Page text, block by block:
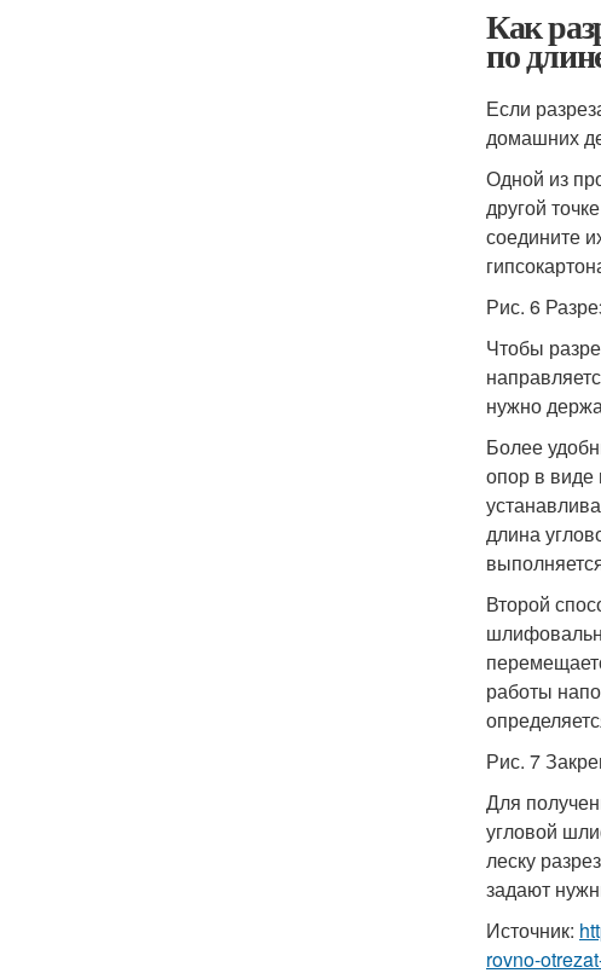
Как
по
Если
домашних
Одной из
другой
соедините
Рис. 6
Чтобы
нужно
Более
опор в виде
длина
Второй
работы
Рис. 7
Для
угловой
леску
задают
Источник:
rovno-